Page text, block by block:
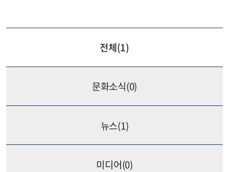
전체(1)
문화소식(0)
뉴스(1)
미디어(0)